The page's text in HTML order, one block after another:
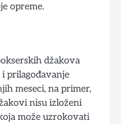
opreme.
džakova
prilagođavanje
meseci, na primer,
nisu izloženi
može uzrokovati